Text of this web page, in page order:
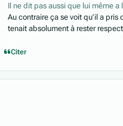
Il ne dit pas aussi que lui même
Au contraire ça se voit qu’il a
tenait absolument à rester
Citer